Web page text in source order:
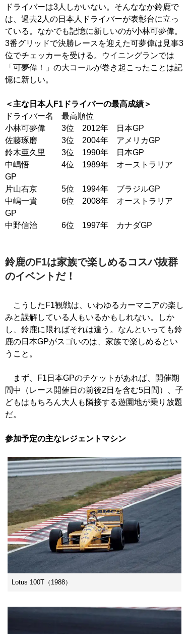
ドライバーは3人しかいない。そんななか鈴鹿で
は、過去2人の日本人ドライバーが表彰台に立っ
ている。なかでも記憶に新しいのが小林可夢偉。
3番グリッドで決勝レースを迎えた可夢偉は見事3
位でチェッカーを受ける。ウイニングランでは
「可夢偉！」の大コールが巻き起こったことは記
憶に新しい。
＜主な日本人F1ドライバーの最高成績＞
ドライバー名 最高順位
小林可夢偉 3位 2012年 日本GP
佐藤琢磨 3位 2004年 アメリカGP
鈴木亜久里 3位 1990年 日本GP
中嶋悟 4位 1989年 オーストラリア
GP
片山右京 5位 1994年 ブラジルGP
中嶋一貴 6位 2008年 オーストラリア
GP
中野信治 6位 1997年 カナダGP
鈴鹿のF1は家族で楽しめるコスパ抜群
のイベントだ！
こうしたF1観戦は、いわゆるカーマニアの楽し
みと誤解している人もいるかもしれない。しか
し、鈴鹿に限ればそれは違う。なんといっても鈴
鹿の日本GPがスゴいのは、家族で楽しめるとい
うこと。
まず、F1日本GPのチケットがあれば、開催期
間中（レース開催日の前後2日を含む5日間）、子
どもはもちろん大人も隣接する遊園地が乗り放題
だ。
参加予定の主なレジェントマシン
Lotus 100T（1988）